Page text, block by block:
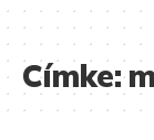
Címke: